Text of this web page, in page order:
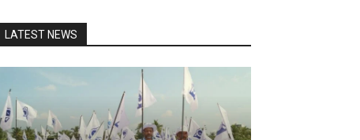
LATEST NEWS